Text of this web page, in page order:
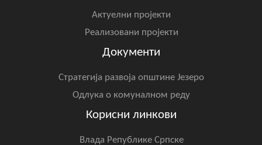
Актуелни пројекти
Реализовани пројекти
Документи
Стратегија развоја општине Језеро
Одлука о комуналном реду
Корисни линкови
Влада Републике Српске